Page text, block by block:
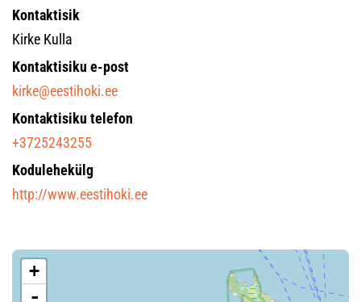
Kontaktisik
Kirke Kulla
Kontaktisiku e-post
kirke@eestihoki.ee
Kontaktisiku telefon
+3725243255
Kodulehekülg
http://www.eestihoki.ee
+
-